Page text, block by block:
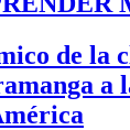
de la
a